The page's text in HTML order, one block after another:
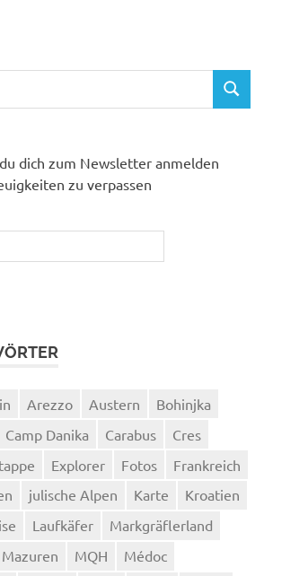
SUCHEN
dich zum Newsletter anmelden
zu verpassen
Arezzo Austern
Bohinjka
Camp Danika Carabus
Cres
Explorer Fotos
Frankreich
julische Alpen Karte
Kroatien
Laufkäfer
Markgräflerland
Mazuren MQH
Médoc